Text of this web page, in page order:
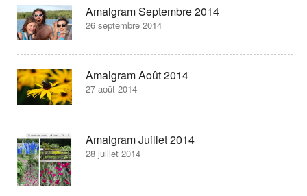
Amalgram Septembre 2014
26 septembre 2014
Amalgram Août 2014
27 août 2014
Amalgram Juillet 2014
28 juillet 2014